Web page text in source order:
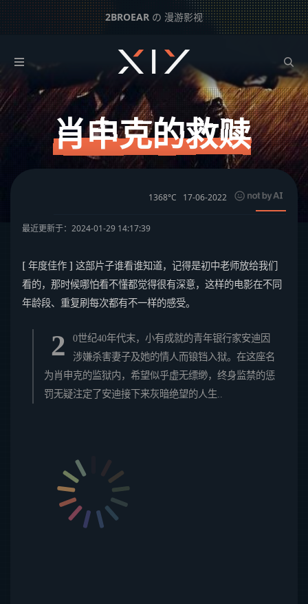
2BROEAR の 漫游影视
肖申克的救赎
下一篇： 当幸福来敲门
肖申克的救赎
1368°C 17-06-2022
最近更新于：2024-01-29 14:17:39
[ 年度佳作 ] 这部片子谁看谁知道，记得是初中老师放给我们
看的，那时候哪怕看不懂都觉得很有深意，这样的电影在不同
年龄段、重复刷每次都有不一样的感受。
2
0世纪40年代末，小有成就的青年银行家安迪因
涉嫌杀害妻子及她的情人而锒铛入狱。在这座名
为肖申克的监狱内，希望似乎虚无缥缈，终身监禁的惩
罚无疑注定了安迪接下来灰暗绝望的人生..